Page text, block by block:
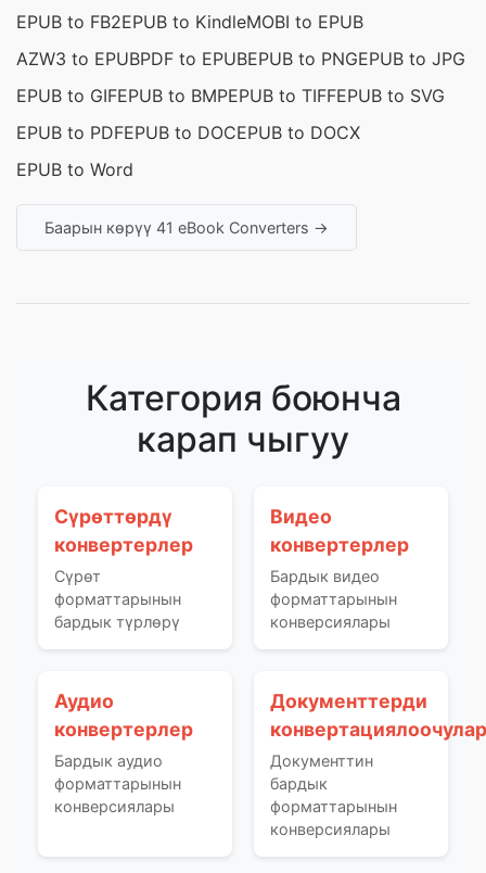
EPUB to FB2EPUB to KindleMOBI to EPUB
AZW3 to EPUBPDF to EPUBEPUB to PNGEPUB to JPG
EPUB to GIFEPUB to BMPEPUB to TIFFEPUB to SVG
EPUB to PDFEPUB to DOCEPUB to DOCX
EPUB to Word
Баарын көрүү 41 eBook Converters →
Категория боюнча
карап чыгуу
Сүрөттөрдү
конвертерлер
Сүрөт
форматтарынын
бардык түрлөрү
Видео
конвертерлер
Бардык видео
форматтарынын
конверсиялары
Аудио
конвертерлер
Бардык аудио
форматтарынын
конверсиялары
Документтерди
конвертациялоочулар
Документтин
бардык
форматтарынын
конверсиялары